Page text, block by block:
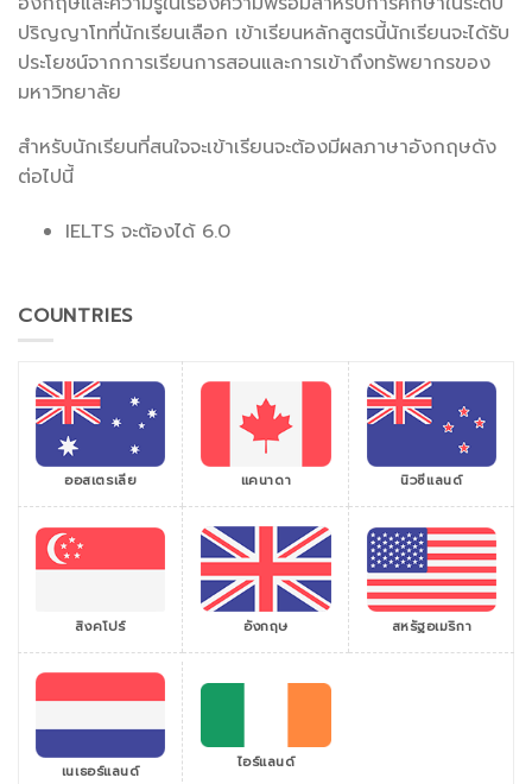
ปริญญาโทที่นักเรียนเลือก เข้าเรียนหลักสูตรนี้นักเรียนจะได้รับ
ประโยชน์จากการเรียนการสอนและการเข้าถึงทรัพยากรของ
มหาวิทยาลัย
สำหรับนักเรียนที่สนใจจะเข้าเรียนจะต้องมีผลภาษาอังกฤษดัง
ต่อไปนี้
IELTS จะต้องได้ 6.0
COUNTRIES
ออสเตรเลีย แคนาดา นิวซีแลนด์
สิงคโปร์ อังกฤษ สหรัฐอเมริกา
เนเธอร์แลนด์ ไอร์แลนด์